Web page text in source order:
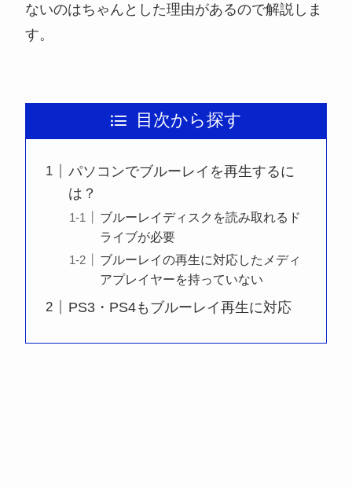
ないのはちゃんとした理由があるので解説しま
す。
目次から探す
パソコンでブルーレイを再生するに
は？
ブルーレイディスクを読み取れるド
ライブが必要
ブルーレイの再生に対応したメディ
アプレイヤーを持っていない
PS3・PS4もブルーレイ再生に対応